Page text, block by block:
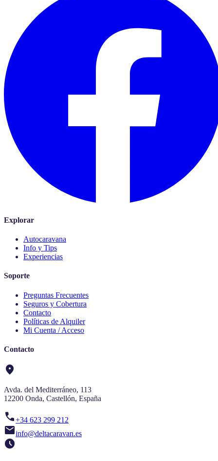
Explorar
Autocaravana
Info y Tips
Experiencias
Soporte
Preguntas Frecuentes
Seguros y Cobertura
Contacto
Políticas de Alquiler
Mi Cuenta / Acceso
Contacto
location_on
Avda. del Mediterráneo, 113
12200 Onda, Castellón, España
call+34 623 299 212
mailinfo@deltacaravan.es
schedule